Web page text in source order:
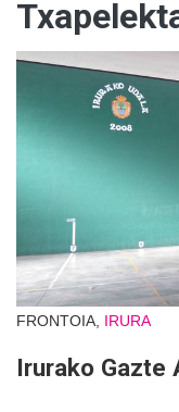
FRONTOIA, IRURA
Irurako Gazte